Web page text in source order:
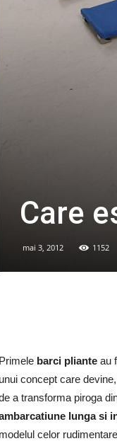
Care
mai 3, 2012 1152
Primele barci pliante au
unui concept care
a transforma piroga
lunga si
modelul celor